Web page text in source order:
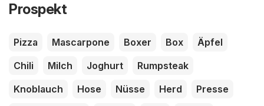
Prospekt
Pizza Mascarpone Boxer Box
Äpfel
Chili
Milch Joghurt
Rumpsteak
Knoblauch
Hose Nüsse Herd
Presse